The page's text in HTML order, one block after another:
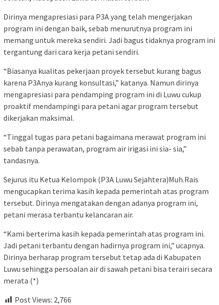
Dirinya mengapresiasi para P3A yang telah mengerjakan
program ini dengan baik, sebab menurutnya program ini
memang untuk mereka sendiri. Jadi bagus tidaknya program ini
tergantung dari cara kerja petani sendiri.
“Biasanya kualitas pekerjaan proyek tersebut kurang bagus
karena P3Anya kurang konsultasi,” katanya. Namun dirinya
mengapresiasi para pendamping program ini di Luwu cukup
proaktif mendampingi para petani agar program tersebut
dikerjakan maksimal.
“Tinggal tugas para petani bagaimana merawat program ini
sebab tanpa perawatan, program air irigasi ini sia- sia,”
tandasnya.
Sejurus itu Ketua Kelompok (P3A Luwu Sejahtera)Muh.Rais
mengucapkan terima kasih kepada pemerintah atas program
tersebut. Dirinya mengatakan dengan adanya program ini,
petani merasa terbantu kelancaran air.
“Kami berterima kasih kepada pemerintah atas program ini.
Jadi petani terbantu dengan hadirnya program ini,” ucapnya.
Dirinya berharap program tersebut tetap ada di Kabupaten
Luwu sehingga persoalan air di sawah petani bisa terairi secara
merata (*)
Post Views: 2,766